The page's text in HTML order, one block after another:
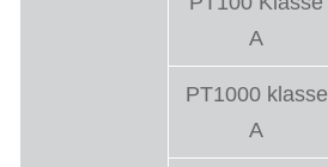
A
PT1000 klasse
A